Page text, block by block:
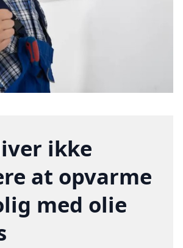
ikke
at opvarme
med olie